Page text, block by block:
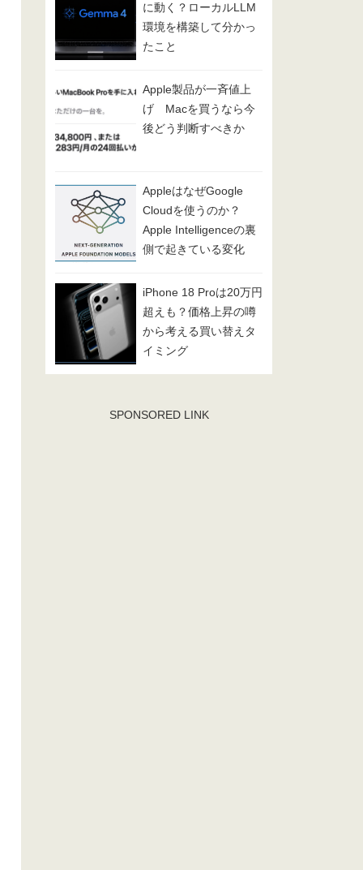
に動く？ローカルLLM
環境を構築して分かっ
たこと
Apple製品が一斉値上
げ Macを買うなら今
後どう判断すべきか
AppleはなぜGoogle
Cloudを使うのか？
Apple Intelligenceの裏
側で起きている変化
iPhone 18 Proは20万円
超えも？価格上昇の噂
から考える買い替えタ
イミング
SPONSORED LINK